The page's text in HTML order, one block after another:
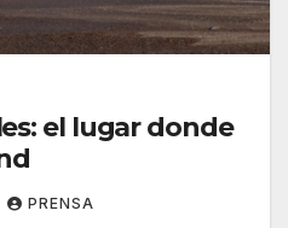
el lugar donde
PRENSA